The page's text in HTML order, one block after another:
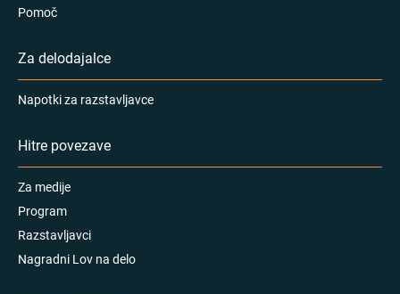
Pomoč
Za delodajalce
Napotki za razstavljavce
Hitre povezave
Za medije
Program
Razstavljavci
Nagradni Lov na delo